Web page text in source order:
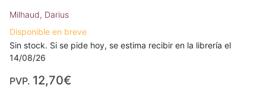
Milhaud, Darius
Disponible en breve
Sin stock. Si se pide hoy, se estima recibir en la librería el
14/08/26
PVP. 12,70€